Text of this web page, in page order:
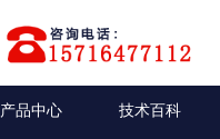
产品中心 技术百科